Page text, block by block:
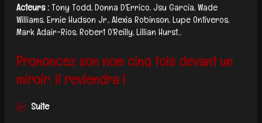
Acteurs :Tony Todd, Donna D'Errico, Jsu Garcia, Wade
Williams, Ernie Hudson Jr., Alexia Robinson, Lupe Ontiveros,
Mark Adair-Rios, Robert O'Reilly, Lillian Hurst...
Prononcez son nom cinq fois devant un
miroir, il reviendra !
Suite